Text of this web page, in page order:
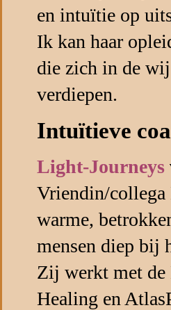
en intuïtie op
Ik kan haar
die zich in de
verdiepen.
Intuïtieve
Light-Journeys
Vriendin/collega
warme,
mensen diep bij
Zij werkt met de
Healing en